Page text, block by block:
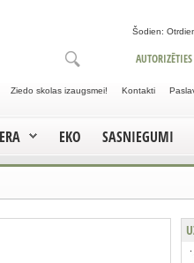
Šodien:
AUTORIZĒTIES
Kontakti
Ziedo skolas izaugsmei!
EKO SASNIEGUMI